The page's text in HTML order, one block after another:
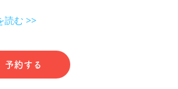
読む >>
予約する